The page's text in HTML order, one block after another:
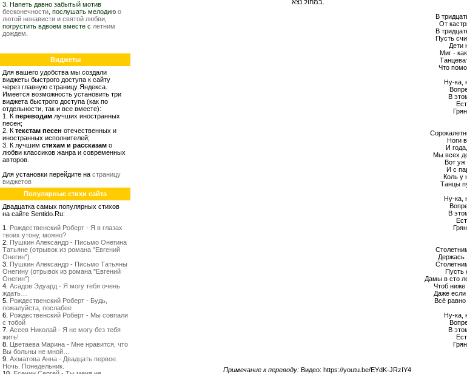
3. Напеть давно забытый мотив
бесконечности , послушать мелодию о
лютой ненависти и святой любви
погрустить вдвоем вместе с летним
дождем
Виджеты
Для вашего удобства мы создали
виджеты быстрого доступа к сайту
через главную страницу Яндекса.
Имеется возможность установить три
виджета быстрого доступа (как по
отдельности, так и все вместе):
1. К переводам лучших иностранных
песен;
2. К текстам песен отечественных и
иностранных исполнителей;
3. К лучшим стихам и рассказам о
любви классиков жанра и современных
авторов.
Для установки перейдите на страницу
виджетов
Популярные стихи сайта
Двадцатка самых популярных стихов
на сайте Sentido.Ru:
1. Рождественский Роберт - Я в глазах
твоих утону, можно?
2. Пушкин Александр - Письмо Онегина
Татьяне (отрывок из романа "Евгений
Онегин")
3. Пушкин Александр - Письмо Татьяны
Онегину (отрывок из романа "Евгений
Онегин")
4. Асадов Эдуард - Я могу тебя очень
ждать…
5. Рождественский Роберт - Будь,
пожалуйста, послабее
6. Рождественский Роберт - Мы совпали
с тобой
7. Асеев Николай - Я не могу без тебя
жить!
8. Цветаева Марина - Мне нравится, что
Вы больны не мной…
9. Ахматова Анна - Двадцать первое.
Ночь. Понедельник.
В
От
В
Пусть
Дети
Миг -
Что
Ну-ка,
В
Ноги
И
Мы всех
Вот уж
И с
Коль у
Танцы
Ну-ка,
В
Держась
Пусть
Дамы в сто
Чтоб ниже
Даже если
Всё равно
Ну-ка,
В
Примечание к переводу:Видео: https://youtu.be/EYdK-JRzIY4